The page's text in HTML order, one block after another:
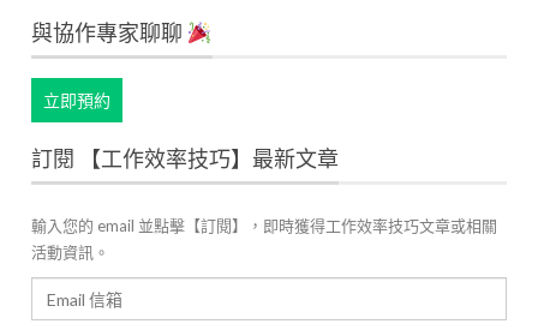
與協作專家聊聊
立即預約
訂閱 【工作效率技巧】最新文章
輸入您的 email 並點擊【訂閱】，即時獲得工作效率技巧文章或相關
活動資訊。
Email
信